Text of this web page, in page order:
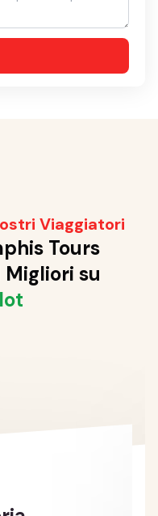
Viaggiatori
Tours
su